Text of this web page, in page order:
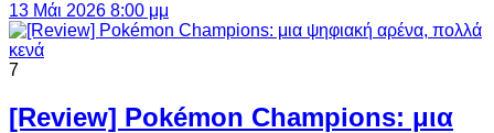
13 Μάι 2026 8:00 μμ
7
[Review] Pokémon Champions: μια